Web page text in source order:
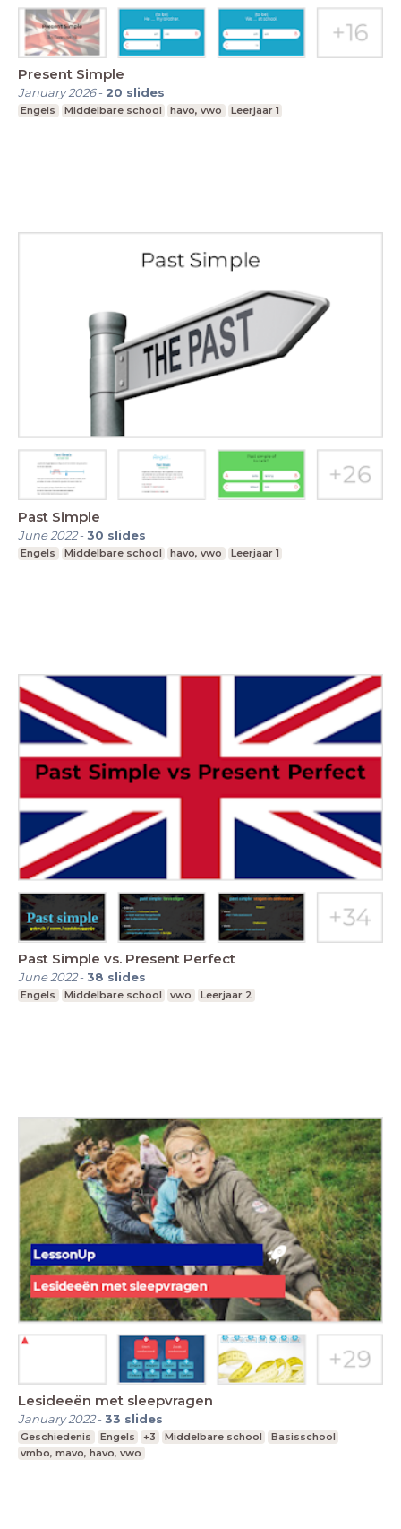
Present Simple
January 2026- 20 slides
Engels Middelbare school havo, vwo Leerjaar 1
Past Simple
June 2022-30 slides
Engels Middelbare school havo, vwo Leerjaar 1
Past Simple vs. Present Perfect
June 2022-38 slides
Engels Middelbare school vwo Leerjaar 2
Lesideeën met sleepvragen
January 2022-33 slides
Geschiedenis Engels +3 Middelbare school
Basisschool
vmbo, mavo, havo, vwo